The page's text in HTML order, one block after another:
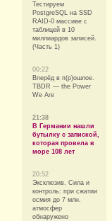
Тестируем
PostgreSQL на SSD
RAID-0 массиве с
таблицей в 10
миллиардов записей.
(Часть 1)
00:22
Вперёд в п(р)ошлое.
TBDR — the Power
We Are
21:38
В Германии нашли
бутылку с запиской,
которая провела в
море 108 лет
20:52
Эксклюзив. Сила и
контроль: при сжатии
осмия до 7 млн.
атмосфер
обнаружено